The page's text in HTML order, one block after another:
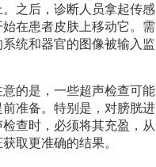
。之后，诊断人员拿起传感
在患者皮肤上移动它。需
统和器官的图像被输入监
意的是，一些超声检查可能
前准备。特别是，对膀胱进
查时，必须将其充盈，从
取更准确的结果。